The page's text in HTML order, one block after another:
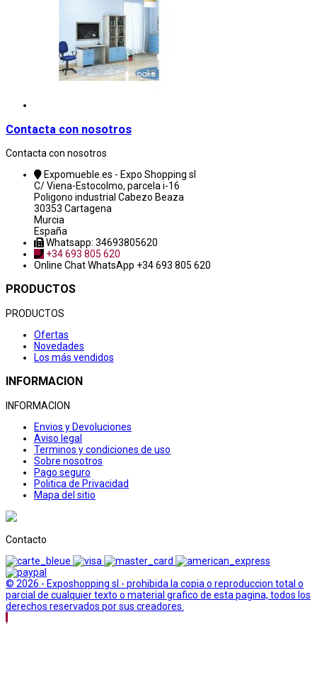
Contacta con nosotros
Contacta con nosotros
Expomueble.es - Expo Shopping sl
C/ Viena-Estocolmo, parcela i-16
Poligono industrial Cabezo Beaza
30353 Cartagena
Murcia
España
Whatsapp: 34693805620
+34 693 805 620
Online ChatWhatsApp +34 693 805 620
PRODUCTOS
PRODUCTOS
Ofertas
Novedades
Los más vendidos
INFORMACION
INFORMACION
Envios y Devoluciones
Aviso legal
Terminos y condiciones de uso
Sobre nosotros
Pago seguro
Politica de Privacidad
Mapa del sitio
Contacto
© 2026 - Exposhopping sl - prohibida la copia o reproduccion total o
parcial de cualquier texto o material grafico de esta pagina, todos los
derechos reservados por sus creadores.